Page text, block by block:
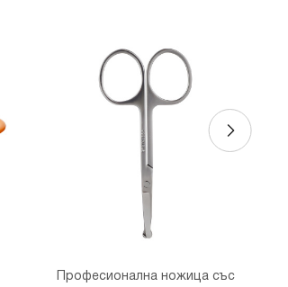
Професионална ножица със